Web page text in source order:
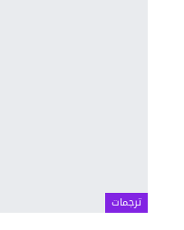
ترجمات